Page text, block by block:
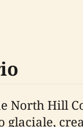
North Hill